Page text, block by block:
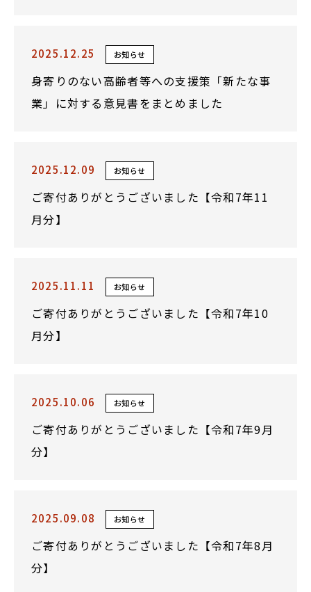
2025.12.25 お知らせ
身寄りのない高齢者等への支援策「新たな事
業」に対する意見書をまとめました
2025.12.09 お知らせ
ご寄付ありがとうございました【令和7年11
月分】
2025.11.11 お知らせ
ご寄付ありがとうございました【令和7年10
月分】
2025.10.06 お知らせ
ご寄付ありがとうございました【令和7年9月
分】
2025.09.08 お知らせ
ご寄付ありがとうございました【令和7年8月
分】